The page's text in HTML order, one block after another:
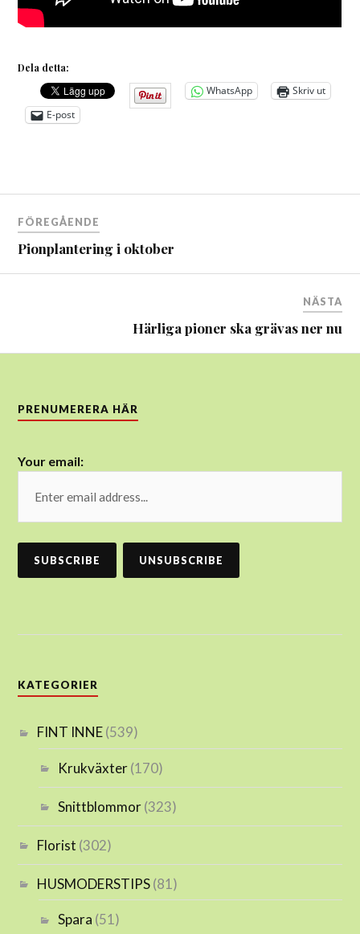
Dela detta:
WhatsApp
Skriv ut
E-post
Inläggsnavigering
FÖREGÅENDE
Pionplantering i oktober
NÄSTA
Härliga pioner ska grävas ner nu
PRENUMERERA HÄR
Your email:
KATEGORIER
FINT INNE(539)
Krukväxter(170)
Snittblommor(323)
Florist (302)
HUSMODERSTIPS(81)
Spara (51)